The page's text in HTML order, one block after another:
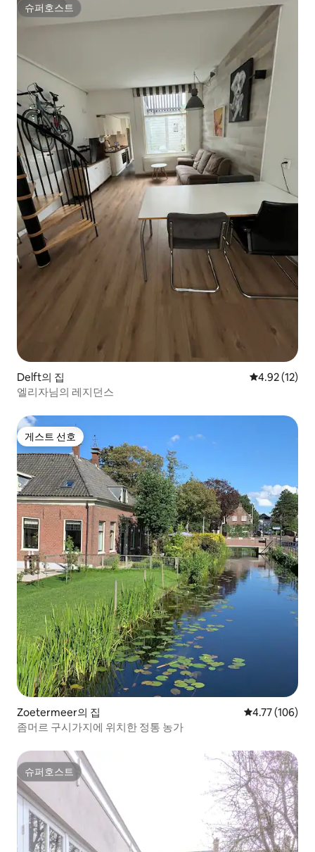
슈퍼호스트
슈퍼호스트
Delft의 집 평점 4.92점
4.92 (12)
엘리자님의 레지던스
게스트 선호
게스트 선호
Zoetermeer의 집 평점 4.77점(5
4.77 (106)
좀머르 구시가지에 위치한 정통 농가
슈퍼호스트
슈퍼호스트